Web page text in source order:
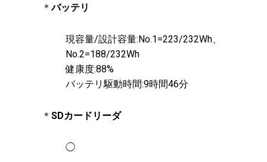
＊バッテリ
現容量/設計容量:No.1=223/232Wh、
No.2=188/232Wh
健康度:88%
バッテリ駆動時間:9時間46分
＊ SDカードリーダ
◯